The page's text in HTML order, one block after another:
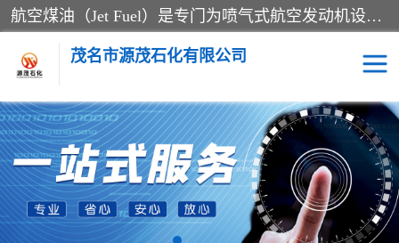
航空煤油（Jet Fuel）是专门为喷气式航空发动机设计的高纯度燃料，主要分为Jet A、Jet A-1和Jet B等类型。其特点是闪点高、低温流动性好，并添加了抗静电剂和抗氧化剂以确保飞行安全。航空煤油需
茂名市源茂石化有限公司
RP3航空煤油 D20+D30溶剂油
D40+D60溶剂油 D80+D100溶剂油